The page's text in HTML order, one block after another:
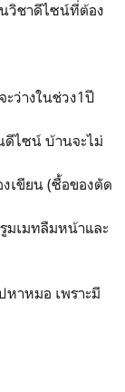
วิชาดีไซน์ที่ต้อง
ว่างในช่วง1ปี
ดีไซน์ บ้านจะไม่
เขียน (ซื้อของตัด
มเมทลืมหน้าและ
หาหมอ เพราะมี